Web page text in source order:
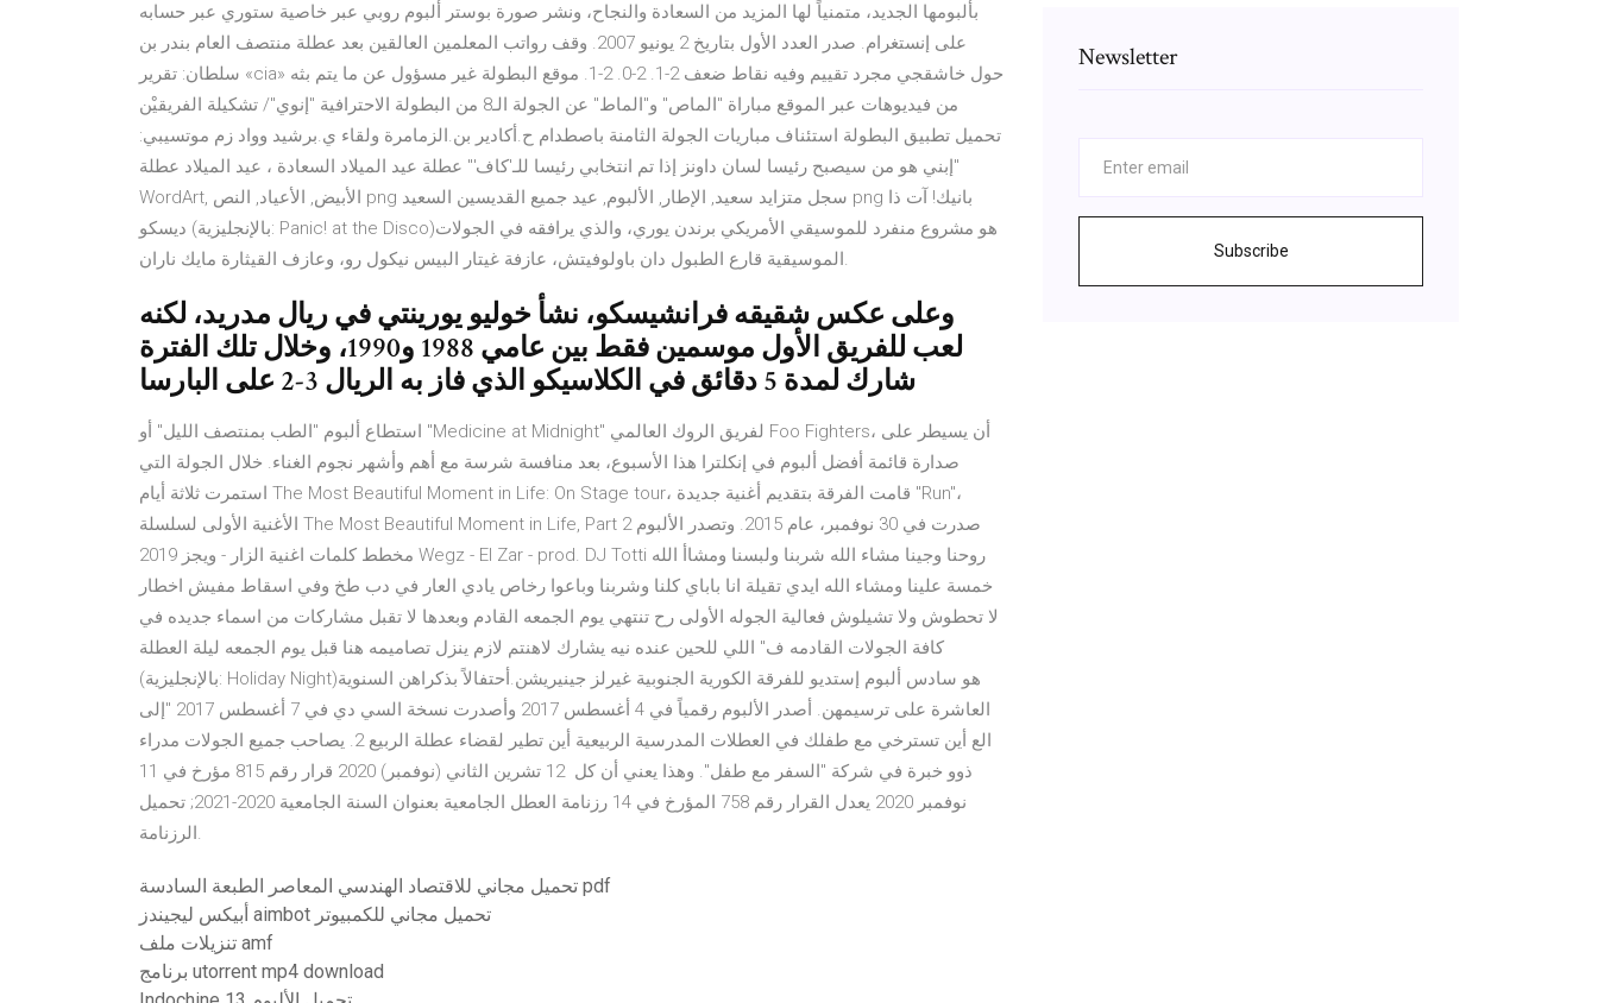
بألبومها الجديد، متمنياً لها المزيد من السعادة والنجاح، ونشر صورة بوستر ألبوم روبي عبر خاصية ستوري عبر حسابه
على إنستغرام. صدر العدد الأول بتاريخ 2 يونيو 2007. وقف رواتب المعلمين العالقين بعد عطلة منتصف العام بندر بن
سلطان: تقرير «cia» حول خاشقجي مجرد تقييم وفيه نقاط ضعف 2-1. 2-0. 2-1. موقع البطولة غير مسؤول عن ما يتم بثه
من فيديوهات عبر الموقع مباراة "الماص" و"الماط" عن الجولة الـ8 من البطولة الاحترافية "إنوي"/ تشكيلة الفريقيْن
تحميل تطبيق البطولة استئناف مباريات الجولة الثامنة باصطدام ح.أكادير بن.الزمامرة ولقاء ي.برشيد وواد زم موتسيبي:
"إبني هو من سيصبح رئيسا لسان داونز إذا تم انتخابي رئيسا للـ'كاف'" عطلة عيد الميلاد السعادة ، عيد الميلاد عطلة
WordArt, الأبيض, الأعياد, النص png سجل متزايد سعيد, الإطار, الألبوم, عيد جميع القديسين السعيد png بانيك! آت ذا
ديسكو (بالإنجليزية: Panic! at the Disco)‏ هو مشروع منفرد للموسيقي الأمريكي برندن يوري، والذي يرافقه في الجولات
الموسيقية قارع الطبول دان باولوفيتش، عازفة غيتار البيس نيكول رو، وعازف القيثارة مايك ناران.
وعلى عكس شقيقه فرانشيسكو، نشأ خوليو يورينتي في ريال مدريد، لكنه
لعب للفريق الأول موسمين فقط بين عامي 1988 و1990، وخلال تلك الفترة
شارك لمدة 5 دقائق في الكلاسيكو الذي فاز به الريال 3-2 على البارسا
استطاع ألبوم "الطب بمنتصف الليل" أو "Medicine at Midnight" لفريق الروك العالمي Foo Fighters، أن يسيطر على
صدارة قائمة أفضل ألبوم في إنكلترا هذا الأسبوع، بعد منافسة شرسة مع أهم وأشهر نجوم الغناء. خلال الجولة التي
استمرت ثلاثة أيام The Most Beautiful Moment in Life: On Stage tour، قامت الفرقة بتقديم أغنية جديدة "Run"،
الأغنية الأولى لسلسلة The Most Beautiful Moment in Life, Part 2 صدرت في 30 نوفمبر، عام 2015. وتصدر الألبوم
مخطط كلمات اغنية الزار - ويجز 2019 Wegz - El Zar - prod. DJ Totti روحنا وجينا مشاء الله شربنا ولبسنا ومشاأ الله
خمسة علينا ومشاء الله ايدي تقيلة انا باباي كلنا وشربنا وباعوا رخاص يادي العار في دب طخ وفي اسقاط مفيش اخطار
لا تحطوش ولا تشيلوش فعالية الجوله الأولى رح تنتهي يوم الجمعه القادم وبعدها لا تقبل مشاركات من اسماء جديده في
كافة الجولات القادمه ف" اللي للحين عنده نيه يشارك لاهنتم لازم ينزل تصاميمه هنا قبل يوم الجمعه ليلة العطلة
(بالإنجليزية: Holiday Night)‏ هو سادس ألبوم إستديو للفرقة الكورية الجنوبية غيرلز جينيريشن.أحتفالاً بذكراهن السنوية
العاشرة على ترسيمهن. أصدر الألبوم رقمياً في 4 أغسطس 2017 وأصدرت نسخة السي دي في 7 أغسطس 2017 "إلى
الع أين تسترخي مع طفلك في العطلات المدرسية الربيعية أين تطير لقضاء عطلة الربيع 2. يصاحب جميع الجولات مدراء
ذوو خبرة في شركة "السفر مع طفل". وهذا يعني أن كل 12 تشرين الثاني (نوفمبر) 2020 قرار رقم 815 مؤرخ في 11
نوفمبر 2020 يعدل القرار رقم 758 المؤرخ في 14 رزنامة العطل الجامعية بعنوان السنة الجامعية 2020-2021; تحميل
الرزنامة.
تحميل مجاني للاقتصاد الهندسي المعاصر الطبعة السادسة pdf
أبيكس ليجيندز aimbot تحميل مجاني للكمبيوتر
تنزيلات ملف amf
برنامج utorrent mp4 download
Newsletter
Subscribe